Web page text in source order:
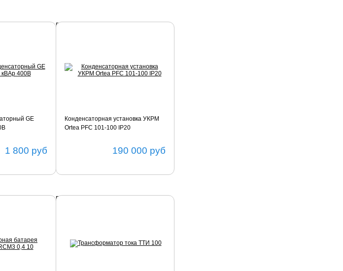
GE
1 800 руб
Конденсаторная установка УКРМ
Ortea PFC 101-100 IP20
190 000 руб
Подробнее
Подробнее